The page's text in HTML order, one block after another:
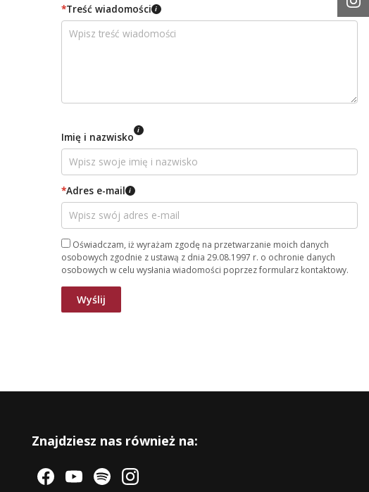
*Treść wiadomości i
Imię i nazwisko i
*Adres e-mail i
Oświadczam, iż wyrażam zgodę na przetwarzanie moich danych
osobowych zgodnie z ustawą z dnia 29.08.1997 r. o ochronie danych
osobowych w celu wysłania wiadomości poprzez formularz kontaktowy.
Znajdziesz nas również na: